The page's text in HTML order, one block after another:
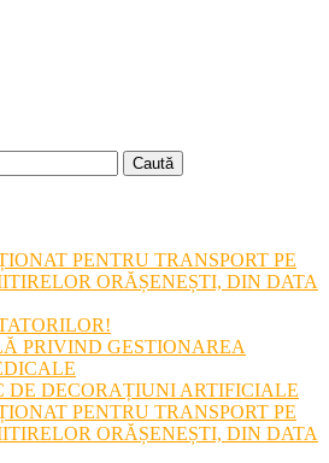
PENTRU TRANSPORT PE
ORĂȘENEȘTI, DIN DATA
PRIVIND GESTIONAREA
DE DECORAȚIUNI ARTIFICIALE
PENTRU TRANSPORT PE
ORĂȘENEȘTI, DIN DATA